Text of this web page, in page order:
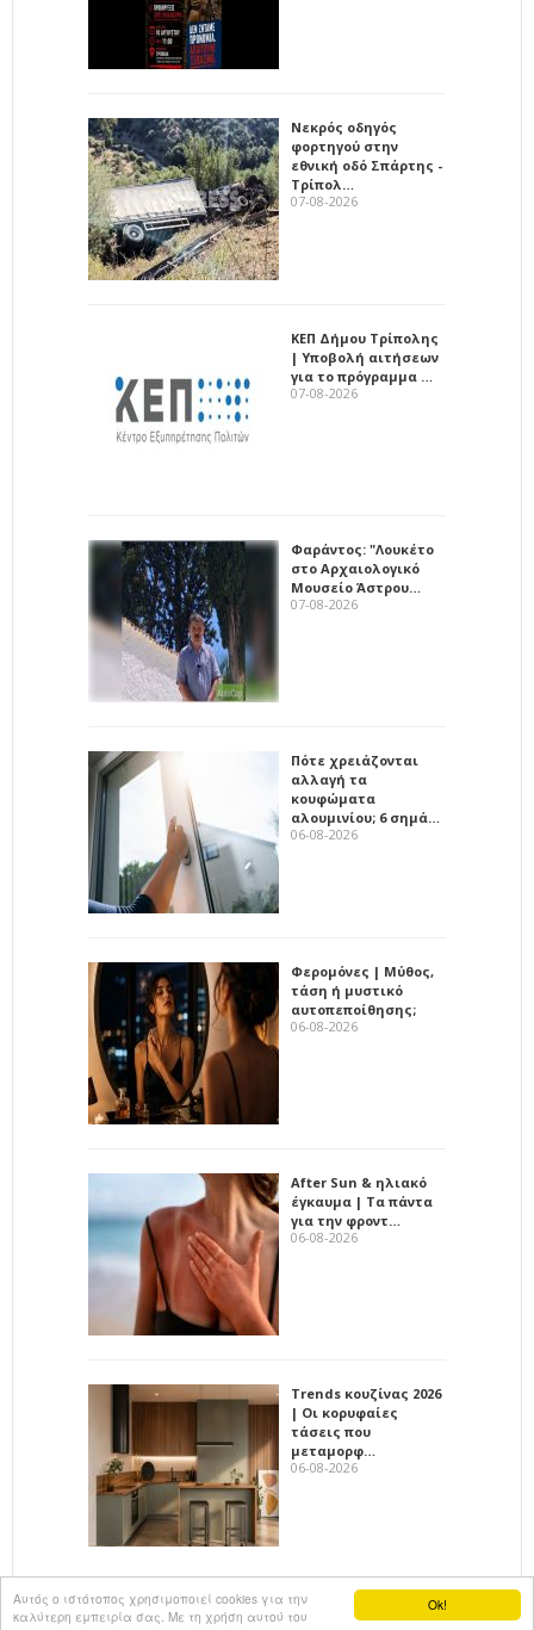
Ok!
Αυτός ο ιστότοπος χρησιμοποιεί cookies για την
καλύτερη εμπειρία σας. Με τη χρήση αυτού του
Νεκρός οδηγός
φορτηγού στην
εθνική οδό Σπάρτης -
Τρίπολ…
07-08-2026
ΚΕΠ Δήμου Τρίπολης
| Υποβολή αιτήσεων
για το πρόγραμμα …
07-08-2026
Φαράντος: "Λουκέτο
στο Αρχαιολογικό
Μουσείο Άστρου…
07-08-2026
Πότε χρειάζονται
αλλαγή τα
κουφώματα
αλουμινίου; 6 σημά…
06-08-2026
Φερομόνες | Μύθος,
τάση ή μυστικό
αυτοπεποίθησης;
06-08-2026
After Sun & ηλιακό
έγκαυμα | Τα πάντα
για την φροντ…
06-08-2026
Trends κουζίνας 2026
| Οι κορυφαίες
τάσεις που
μεταμορφ…
06-08-2026
All rights reservedKalimeraArkadia